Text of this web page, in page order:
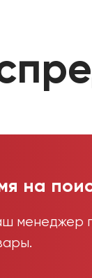
на
менеджер